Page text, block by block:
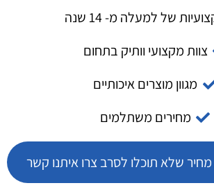
של למעלה מ- 14 שנה
צוות מקצועי וותיק בתחום
מגוון מוצרים איכותיים
מחירים משתלמים
שלא תוכלו לסרב צרו איתנו קשר